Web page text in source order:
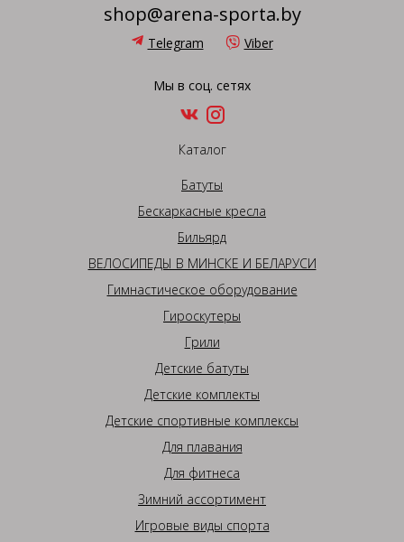
shop@arena-sporta.by
Telegram Viber
Мы в соц. сетях
Каталог
Батуты
Бескаркасные кресла
Бильярд
ВЕЛОСИПЕДЫ В МИНСКЕ И БЕЛАРУСИ
Гимнастическое оборудование
Гироскутеры
Грили
Детские батуты
Детские комплекты
Детские спортивные комплексы
Для плавания
Для фитнеса
Зимний ассортимент
Игровые виды спорта